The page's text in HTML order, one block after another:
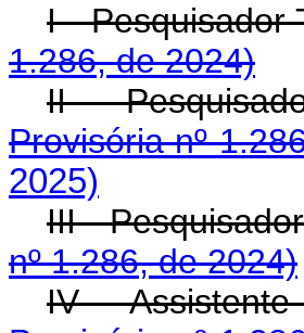
I - Pesquisador
1.286, de 2024)
II -
Provisória nº
2025)
III -
nº 1.286, de 2024)
IV -